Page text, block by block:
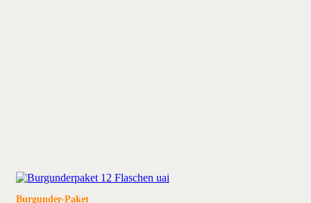
Burgunder-Paket